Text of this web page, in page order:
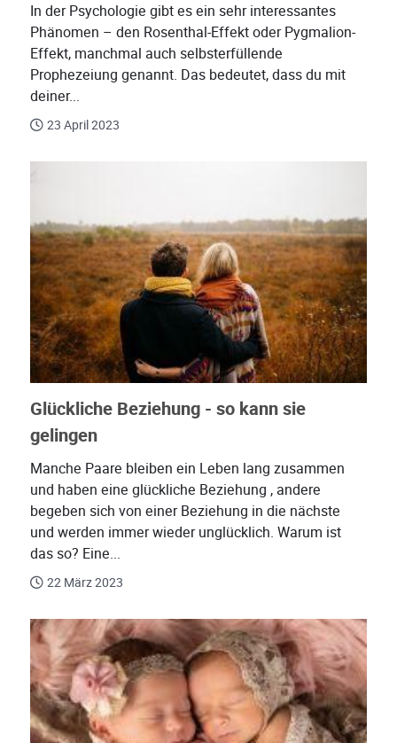
In der Psychologie gibt es ein sehr interessantes
Phänomen – den Rosenthal-Effekt oder Pygmalion-
Effekt, manchmal auch selbsterfüllende
Prophezeiung genannt. Das bedeutet, dass du mit
deiner...
23 April 2023
Glückliche Beziehung - so kann sie
gelingen
Manche Paare bleiben ein Leben lang zusammen
und haben eine glückliche Beziehung , andere
begeben sich von einer Beziehung in die nächste
und werden immer wieder unglücklich. Warum ist
das so? Eine...
22 März 2023